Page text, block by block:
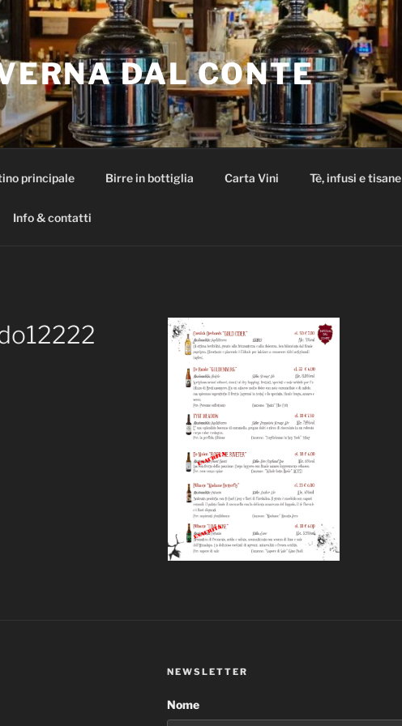
DAL CONTE
principale Birre in bottiglia Carta Vini Tè, infusi e tisane
Info & contatti
NEWSLETTER
Nome